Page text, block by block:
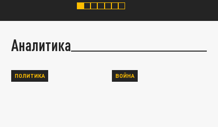
Аналитика
ПОЛИТИКА ВОЙНА